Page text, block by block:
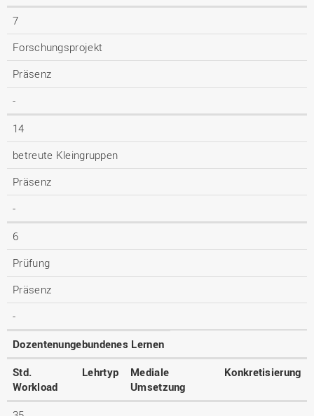
7
Forschungsprojekt
Präsenz
-
14
betreute Kleingruppen
Präsenz
-
6
Prüfung
Präsenz
-
Dozentenungebundenes Lernen
Std.
Workload
Lehrtyp
Mediale
Umsetzung
Konkretisierung